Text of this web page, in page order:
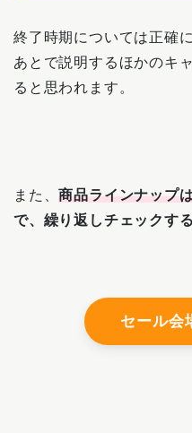
終了時期については正確
あとで説明するほかのキ
ると思われます。
また、商品ラインナップ
で、繰り返しチェックす
セール会